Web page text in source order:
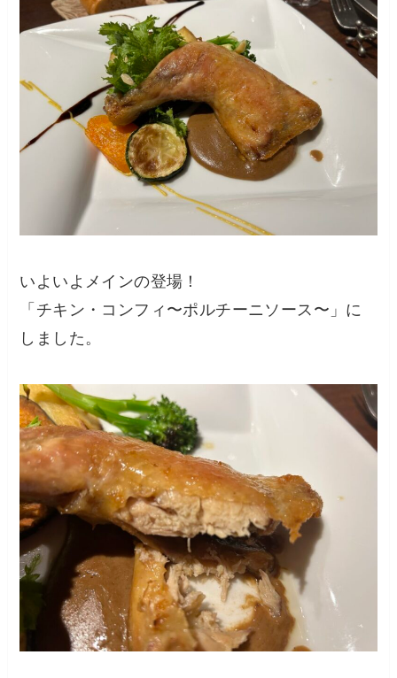
いよいよメインの登場！
「チキン・コンフィ〜ポルチーニソース〜」に
しました。